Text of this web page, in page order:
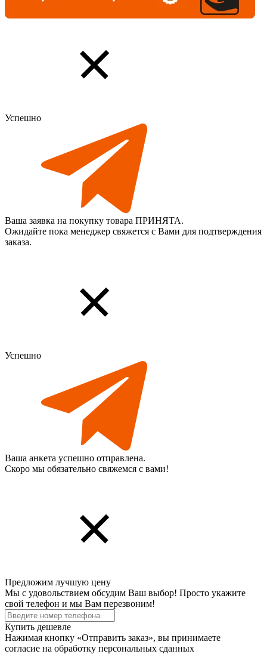
Успешно
Ваша заявка на покупку товара ПРИНЯТА.
Ожидайте пока менеджер свяжется с Вами для подтверждения
заказа.
Успешно
Ваша анкета успешно отправлена.
Скоро мы обязательно свяжемся с вами!
Предложим лучшую цену
Мы с удовольствием обсудим Ваш выбор! Просто укажите
свой телефон и мы Вам перезвоним!
Купить дешевле
Нажимая кнопку «Отправить заказ», вы принимаете
согласие на обработку персональных cданных